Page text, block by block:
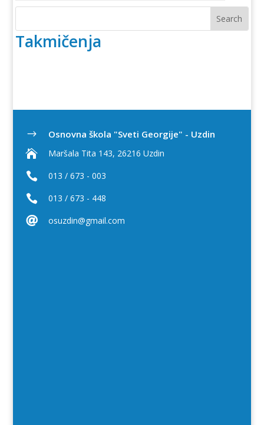
Takmičenja
$
Osnovna škola "Sveti Georgije" - Uzdin

Maršala Tita 143, 26216 Uzdin
 013 / 673 - 003
 013 / 673 - 448
 osuzdin@gmail.com